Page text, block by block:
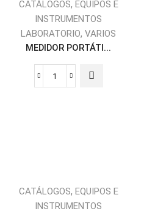
CATÁLOGOS, EQUIPOS E
INSTRUMENTOS
LABORATORIO, VARIOS
MEDIDOR PORTÁTI...
CATÁLOGOS, EQUIPOS E
INSTRUMENTOS